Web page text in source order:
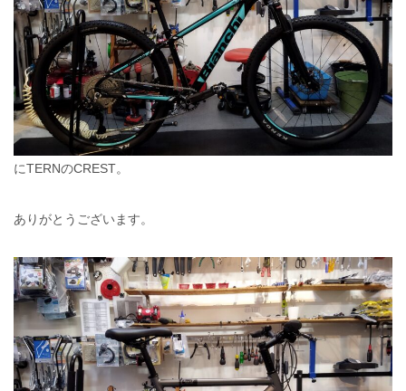
にTERNのCREST。
ありがとうございます。